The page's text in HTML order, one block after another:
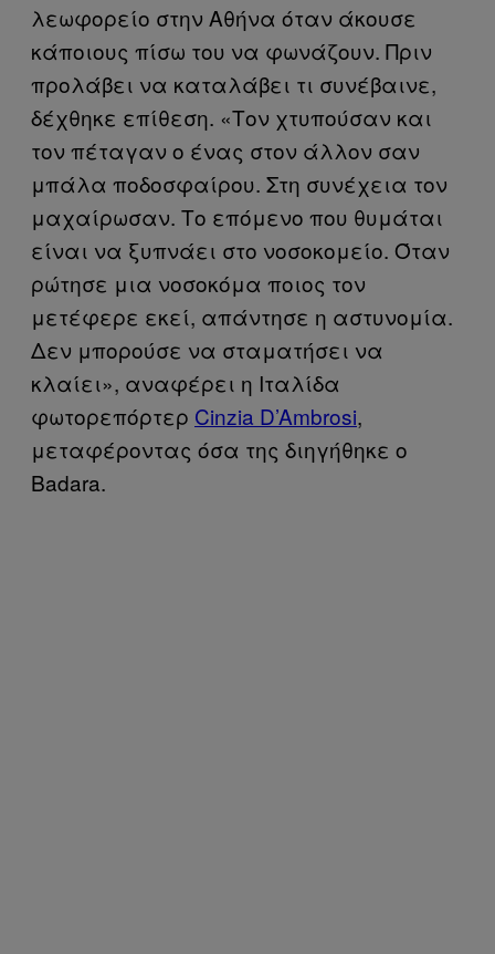
λεωφορείο στην Αθήνα όταν άκουσε
κάποιους πίσω του να φωνάζουν. Πριν
προλάβει να καταλάβει τι συνέβαινε,
δέχθηκε επίθεση. «Τον χτυπούσαν και
τον πέταγαν ο ένας στον άλλον σαν
μπάλα ποδοσφαίρου. Στη συνέχεια τον
μαχαίρωσαν. Το επόμενο που θυμάται
είναι να ξυπνάει στο νοσοκομείο. Όταν
ρώτησε μια νοσοκόμα ποιος τον
μετέφερε εκεί, απάντησε η αστυνομία.
Δεν μπορούσε να σταματήσει να
κλαίει», αναφέρει η Ιταλίδα
φωτορεπόρτερ Cinzia D’Ambrosi,
μεταφέροντας όσα της διηγήθηκε ο
Badara.